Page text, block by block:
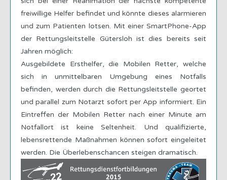
freiwillige Helfer befindet und könnte dieses alarmieren
und zum Patienten lotsen. Mit einer SmartPhone-App
der Rettungsleitstelle Gütersloh ist dies bereits seit
Jahren möglich:
Ausgebildete Ersthelfer, die Mobilen Retter, welche
sich in unmittelbaren Umgebung eines Notfalls
befinden, werden durch die Rettungsleitstelle geortet
und parallel zum Notarzt sofort per App informiert. Ein
Eintreffen der Mobilen Retter nach einer Minute am
Notfallort ist keine Seltenheit. Und qualifizierte,
lebensrettende Maßnahmen können sofort eingeleitet
werden. Die Überlebenschancen steigen dramatisch.